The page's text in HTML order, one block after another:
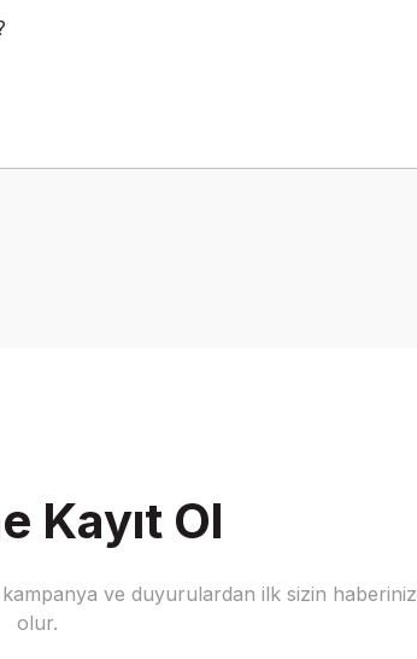
Gönder
Kayıt Ol
ve duyurulardan ilk sizin haberiniz
olur.